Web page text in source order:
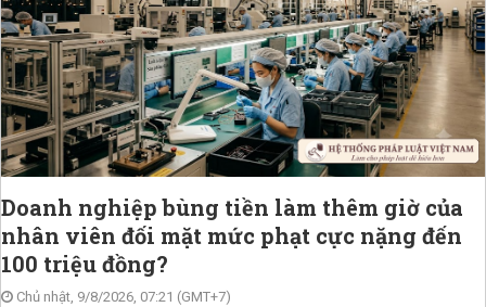
Doanh nghiệp bùng tiền làm thêm giờ của
nhân viên đối mặt mức phạt cực nặng đến
100 triệu đồng?
Chủ nhật, 9/8/2026, 07:21 (GMT+7)